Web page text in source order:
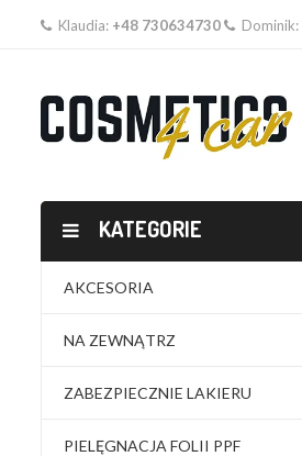
Klaudia: +48 730634730 Dominik:
KATEGORIE
AKCESORIA
NA ZEWNĄTRZ
ZABEZPIECZNIE LAKIERU
PIELĘGNACJA FOLII PPF